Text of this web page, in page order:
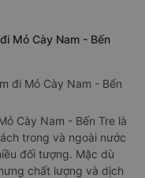
Mỏ Cày Nam - Bến
đi Mỏ Cày Nam - Bến
Cày Nam - Bến Tre là
trong và ngoài nước
đối tượng. Mặc dù
chất lượng và dịch